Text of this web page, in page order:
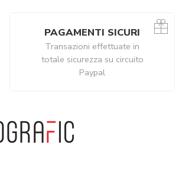
PAGAMENTI SICURI
Transazioni effettuate in
totale sicurezza su circuito
Paypal